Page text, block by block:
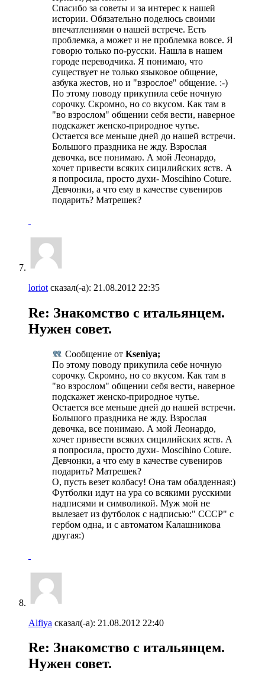
Спасибо за советы и за интерес к нашей
истории. Обязательно поделюсь своими
впечатлениями о нашей встрече. Есть
проблемка, а может и не проблемка вовсе. Я
говорю только по-русски. Нашла в нашем
городе переводчика. Я понимаю, что
существует не только языковое общение,
азбука жестов, но и "взрослое" общение. :-)
По этому поводу прикупила себе ночную
сорочку. Скромно, но со вкусом. Как там в
"во взрослом" общении себя вести, наверное
подскажет женско-природное чутье.
Остается все меньше дней до нашей встречи.
Большого праздника не жду. Взрослая
девочка, все понимаю. А мой Леонардо,
хочет привести всяких сицилийских яств. А
я попросила, просто духи- Moscihino Coture.
Девчонки, а что ему в качестве сувениров
подарить? Матрешек?
loriot сказал(-а): 21.08.2012 22:35
Re: Знакомство с итальянцем.
Нужен совет.
Сообщение от Kseniya;
По этому поводу прикупила себе ночную
сорочку. Скромно, но со вкусом. Как там в
"во взрослом" общении себя вести, наверное
подскажет женско-природное чутье.
Остается все меньше дней до нашей встречи.
Большого праздника не жду. Взрослая
девочка, все понимаю. А мой Леонардо,
хочет привести всяких сицилийских яств. А
я попросила, просто духи- Moscihino Coture.
Девчонки, а что ему в качестве сувениров
подарить? Матрешек?
О, пусть везет колбасу! Она там обалденная:)
Футболки идут на ура со всякими русскими
надписями и символикой. Муж мой не
вылезает из футболок с надписью:" СССР" с
гербом одна, и с автоматом Калашникова
другая:)
Alfiya сказал(-а): 21.08.2012 22:40
Re: Знакомство с итальянцем.
Нужен совет.